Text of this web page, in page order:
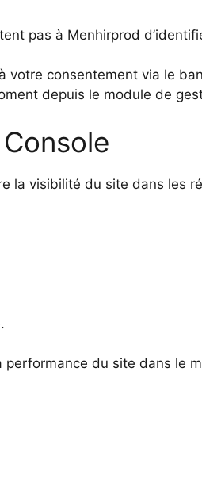
pas à Menhirprod
votre consentement via le
depuis le module de
la visibilité du site dans les
du site dans le